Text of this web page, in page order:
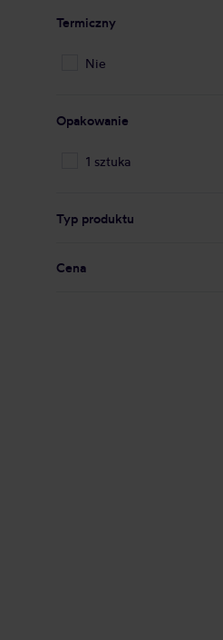
Termiczny
Nie
Opakowanie
1 sztuka
Typ produktu
Cena